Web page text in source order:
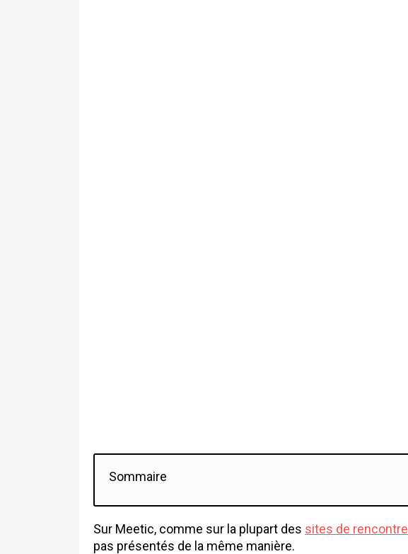
Sommaire
Sur Meetic, comme sur la plupart des sites de rencontre
pas présentés de la même manière.